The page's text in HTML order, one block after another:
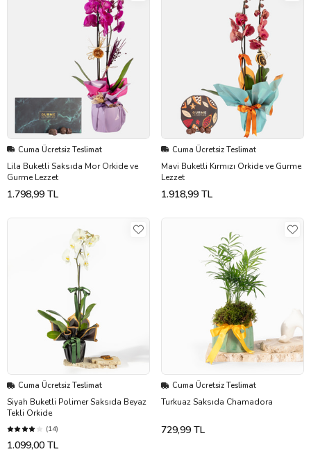
Cuma Ücretsiz Teslimat
Lila Buketli Saksıda Mor Orkide ve
Gurme Lezzet
1.798,99 TL
Cuma Ücretsiz Teslimat
Mavi Buketli Kırmızı Orkide ve Gurme
Lezzet
1.918,99 TL
Cuma Ücretsiz Teslimat
Siyah Buketli Polimer Saksıda Beyaz
Tekli Orkide
(14)
1.099,00 TL
Cuma Ücretsiz Teslimat
Turkuaz Saksıda Chamadora
729,99 TL